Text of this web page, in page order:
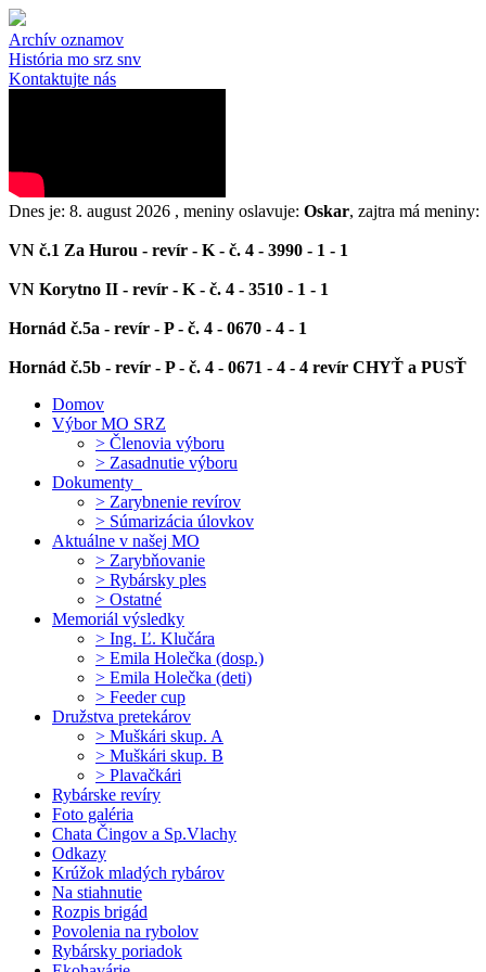
Archív oznamov
História mo srz snv
Kontaktujte nás
Dnes je: 8. august 2026 , meniny oslavuje: Oskar, zajtra má meniny:
VN č.1 Za Hurou - revír - K - č. 4 - 3990 - 1 - 1
VN Korytno II - revír - K - č. 4 - 3510 - 1 - 1
Hornád č.5a - revír - P - č. 4 - 0670 - 4 - 1
Hornád č.5b - revír - P - č. 4 - 0671 - 4 - 4 revír CHYŤ a PUSŤ
Domov
Výbor MO SRZ
> Členovia výboru
> Zasadnutie výboru
Dokumenty
> Zarybnenie revírov
> Súmarizácia úlovkov
Aktuálne v našej MO
> Zarybňovanie
> Rybársky ples
> Ostatné
Memoriál výsledky
> Ing. Ľ. Klučára
> Emila Holečka (dosp.)
> Emila Holečka (deti)
> Feeder cup
Družstva pretekárov
> Muškári skup. A
> Muškári skup. B
> Plavačkári
Rybárske revíry
Foto galéria
Chata Čingov a Sp.Vlachy
Odkazy
Krúžok mladých rybárov
Na stiahnutie
Rozpis brigád
Povolenia na rybolov
Rybársky poriadok